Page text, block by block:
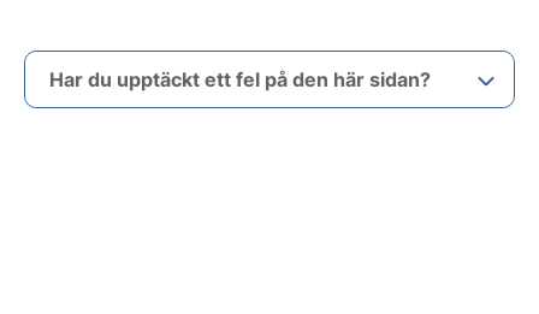
Har du upptäckt ett fel på den här sidan?